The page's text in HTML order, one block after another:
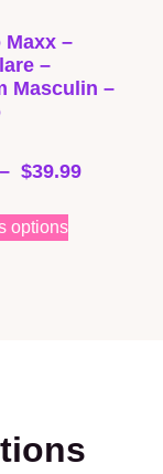
Maxx –
–
Masculin –
– $39.99
options